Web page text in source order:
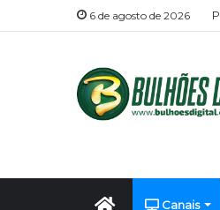
6 de agosto de 2026
Início Canais